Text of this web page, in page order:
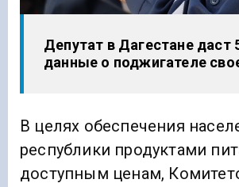
Депутат в Дагестане даст
данные о поджигателе
В целях обеспечения
республики продуктами
доступным ценам,